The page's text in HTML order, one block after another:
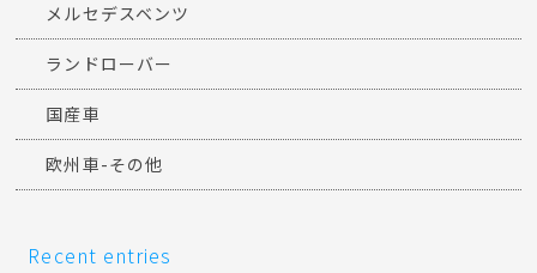
メルセデスベンツ
ランドローバー
国産車
欧州車-その他
Recent entries